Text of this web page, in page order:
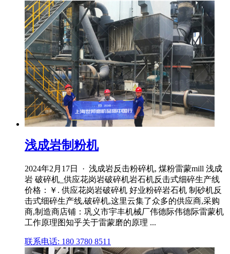
浅成岩制粉机
2024年2月17日 · 浅成岩反击粉碎机, 煤粉雷蒙mill 浅成
岩 破碎机_供应花岗岩破碎机岩石机反击式细碎生产线
价格：￥. 供应花岗岩破碎机 好业粉碎岩石机 制砂机反
击式细碎生产线,破碎机,这里云集了众多的供应商,采购
商,制造商店铺：巩义市宇丰机械厂伟德际伟德际雷蒙机
工作原理图知乎关于雷蒙磨的原理 ...
联系电话: 180 3780 8511